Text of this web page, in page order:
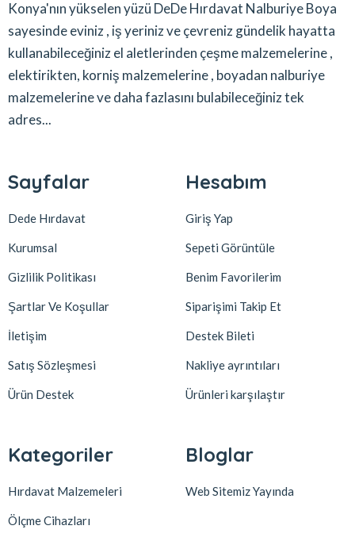
Konya'nın yükselen yüzü DeDe Hırdavat Nalburiye Boya
sayesinde eviniz , iş yeriniz ve çevreniz gündelik hayatta
kullanabileceğiniz el aletlerinden çeşme malzemelerine ,
elektirikten, korniş malzemelerine , boyadan nalburiye
malzemelerine ve daha fazlasını bulabileceğiniz tek
adres...
Sayfalar
Dede Hırdavat
Kurumsal
Gizlilik Politikası
Şartlar Ve Koşullar
İletişim
Satış Sözleşmesi
Ürün Destek
Hesabım
Giriş Yap
Sepeti Görüntüle
Benim Favorilerim
Siparişimi Takip Et
Destek Bileti
Nakliye ayrıntıları
Ürünleri karşılaştır
Kategoriler
Hırdavat Malzemeleri
Ölçme Cihazları
Bloglar
Web Sitemiz Yayında